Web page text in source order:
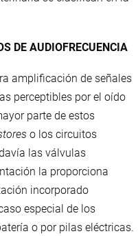
DE AUDIOFRECUENCIA
amplificación de señales
perceptibles por el oído
parte de estos
o los circuitos
las válvulas
la proporciona
incorporado
especial de los
o por pilas eléctricas.